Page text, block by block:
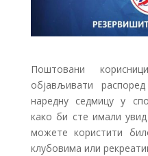
Поштовани
објављивати
наредну седмицу у
како би сте имали
можете користити
клубовима или